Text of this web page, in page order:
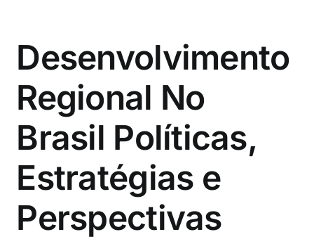
Desenvolvimento
Regional No
Brasil Políticas,
Estratégias e
Perspectivas